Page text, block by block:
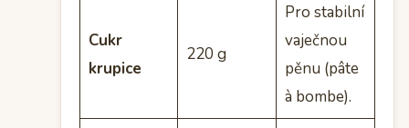
Cukr
krupice
220 g
Pro stabilní
vaječnou
pěnu (pâte
à bombe).